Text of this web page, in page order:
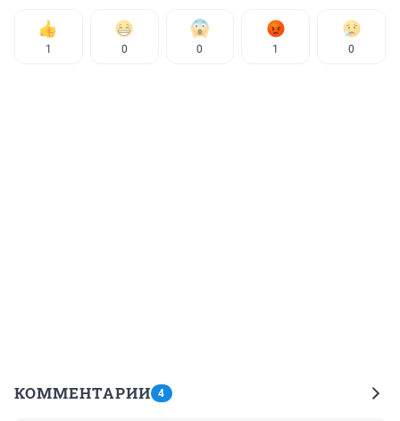
1 0 0 1 0
КОММЕНТАРИИ 4